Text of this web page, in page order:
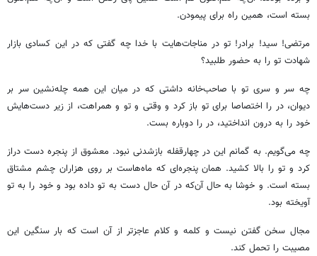
بسته است، همین راه برای پیمودن.
مرتضی! سید! برادر! تو در مناجات‌هایت با خدا چه گفتی که در این کسادی بازار
شهادت تو را به حضور طلبید؟
چه سر و سری تو با صاحب‌خانه داشتی که در میان این همه چله‌نشین سر بر
دیوان، در را اختصاصا برای تو باز کرد و وقتی و تو و همراهت، از زیر دست‌هایش
خود را به درون انداختید، در را دوباره بست.
چه می‌گویم. به گمانم این در چهارقفله بازشدنی نبود. معشوق از پنجره‌ دست دراز
کرد و تو را بالا کشید. همان پنجره‌ای که ماه‌هاست بر روی هزاران چشم مشتاق
بسته است. و خوشا به حال آن‌که در آن حال دست به تو داده بود و خود را به تو
آویخته بود.
مجال سخن گفتن نیست و کلمه و کلام عاجزتر از آن است که بار سنگین این
مصیبت را تحمل کند.